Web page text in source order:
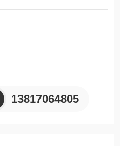
合物的目的（即样品的分离，净
13817064805